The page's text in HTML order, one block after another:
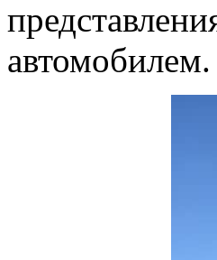
автомобилем.